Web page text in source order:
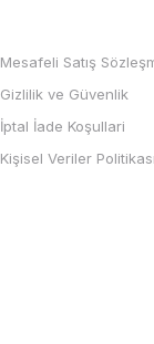
Mesafeli Satış
Gizlilik ve Güvenlik
İptal İade Koşullari
Kişisel Veriler Politikası